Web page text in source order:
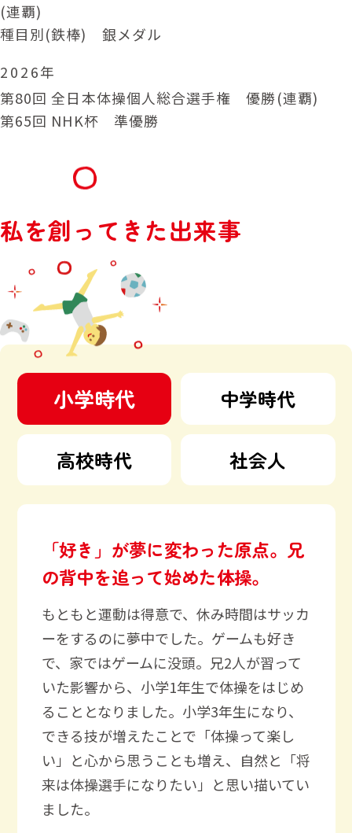
(連覇)
種目別(鉄棒) 銀メダル
2026年
第80回 全日本体操個人総合選手権 優勝(連覇)
第65回 NHK杯 準優勝
私を創ってきた出来事
小学時代 中学時代
高校時代 社会人
「好き」が夢に変わった原点。 兄
の背中を追って始めた体操。
もともと運動は得意で、休み時間はサッカ
ーをするのに夢中でした。ゲームも好き
で、家ではゲームに没頭。兄2人が習って
いた影響から、小学1年生で体操をはじめ
ることとなりました。小学3年生になり、
できる技が増えたことで「体操って楽し
い」と心から思うことも増え、自然と「将
来は体操選手になりたい」と思い描いてい
ました。